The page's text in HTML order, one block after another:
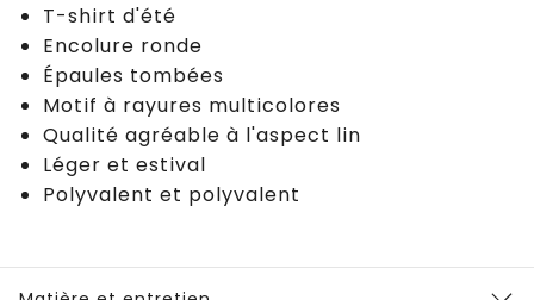
T-shirt d'été
Encolure ronde
Épaules tombées
Motif à rayures multicolores
Qualité agréable à l'aspect lin
Léger et estival
Polyvalent et polyvalent